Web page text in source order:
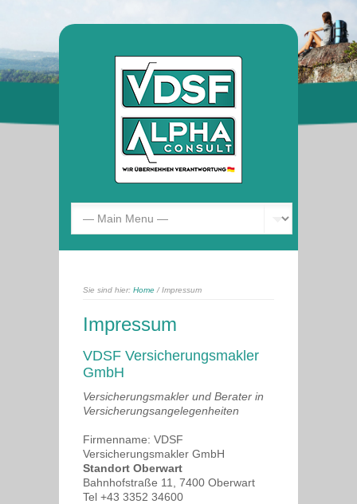
Sie sind hier: Home / Impressum
Impressum
VDSF Versicherungsmakler
GmbH
Versicherungsmakler und Berater in
Versicherungsangelegenheiten
Firmenname: VDSF
Versicherungsmakler GmbH
Standort Oberwart
Bahnhofstraße 11, 7400 Oberwart
Tel +43 3352 34600